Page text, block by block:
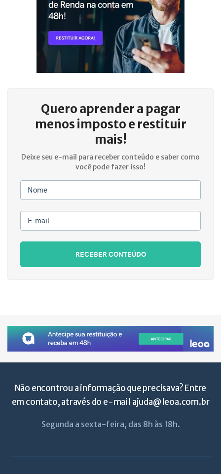
Quero aprender a pagar
menos imposto e restituir
mais!
Deixe seu e-mail para receber conteúdo e saber como
você pode fazer isso!
Nome
E-mail
RECEBER CONTEÚDO
Não encontrou a informação que precisava? Entre
em contato, através do e-mail ajuda@leoa.com.br
Segunda a sexta-feira, das 8h às 18h.